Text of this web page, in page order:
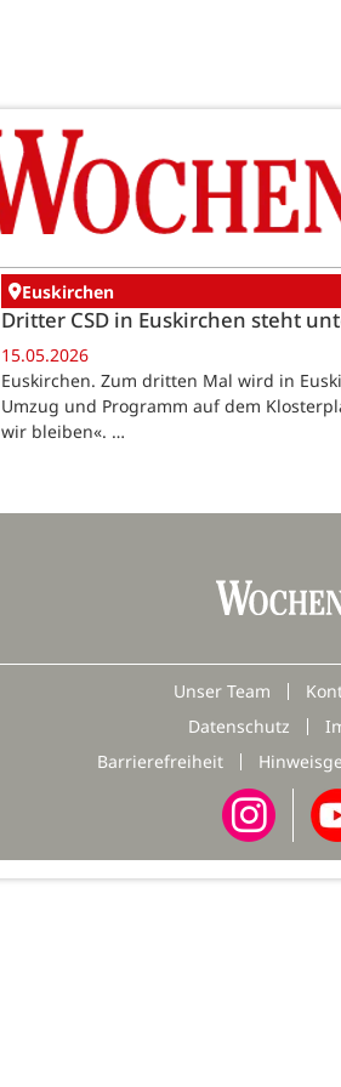
Euskirchen
Dritter CSD in Euskirchen steht
15.05.2026
Euskirchen. Zum dritten Mal wird in
Umzug und Programm auf dem
wir bleiben«. …
Unser Team
Datenschutz
Barrierefreiheit